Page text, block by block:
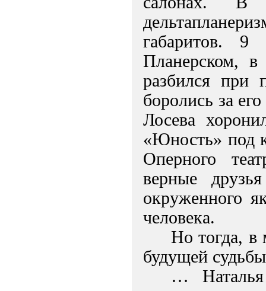
габаритов.
Планерском,
разбился при
боролись за
Лосева
«Юность» под
Оперного
верные
окруженного
человека.
Но тогда, в
будущей
… Наталья